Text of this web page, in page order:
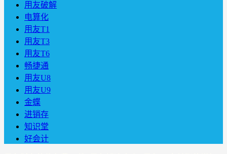
用友破解
电算化
用友T1
用友T3
用友T6
畅捷通
用友U8
用友U9
金蝶
进销存
知识堂
好会计